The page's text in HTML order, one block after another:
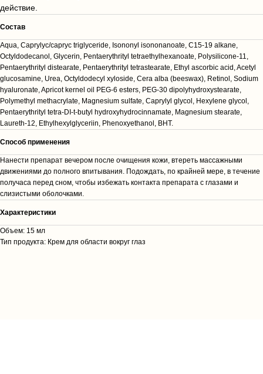
действие.
Cостав
Aqua, Caprylyc/capryc triglyceride, Isononyl isononanoate, C15-19 alkane,
Octyldodecanol, Glycerin, Pentaerythrityl tetraethylhexanoate, Polysilicone-11,
Pentaerythrityl distearate, Pentaerythrityl tetrastearate, Ethyl ascorbic acid, Acetyl
glucosamine, Urea, Octyldodecyl xyloside, Cera alba (beeswax), Retinol, Sodium
hyaluronate, Apricot kernel oil PEG-6 esters, PEG-30 dipolyhydroxystearate,
Polymethyl methacrylate, Magnesium sulfate, Caprylyl glycol, Hexylene glycol,
Pentaerythrityl tetra-DI-t-butyl hydroxyhydrocinnamate, Magnesium stearate,
Laureth-12, Ethylhexylglyceriin, Phenoxyethanol, BHT.
Способ применения
Нанести препарат вечером после очищения кожи, втереть массажными
движениями до полного впитывания. Подождать, по крайней мере, в течение
получаса перед сном, чтобы избежать контакта препарата с глазами и
слизистыми оболочками.
Характеристики
Объем: 15 мл
Тип продукта: Крем для области вокруг глаз